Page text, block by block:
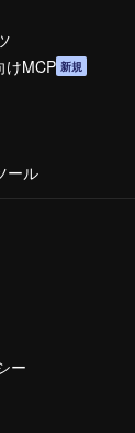
けMCP 新規
ール
ー